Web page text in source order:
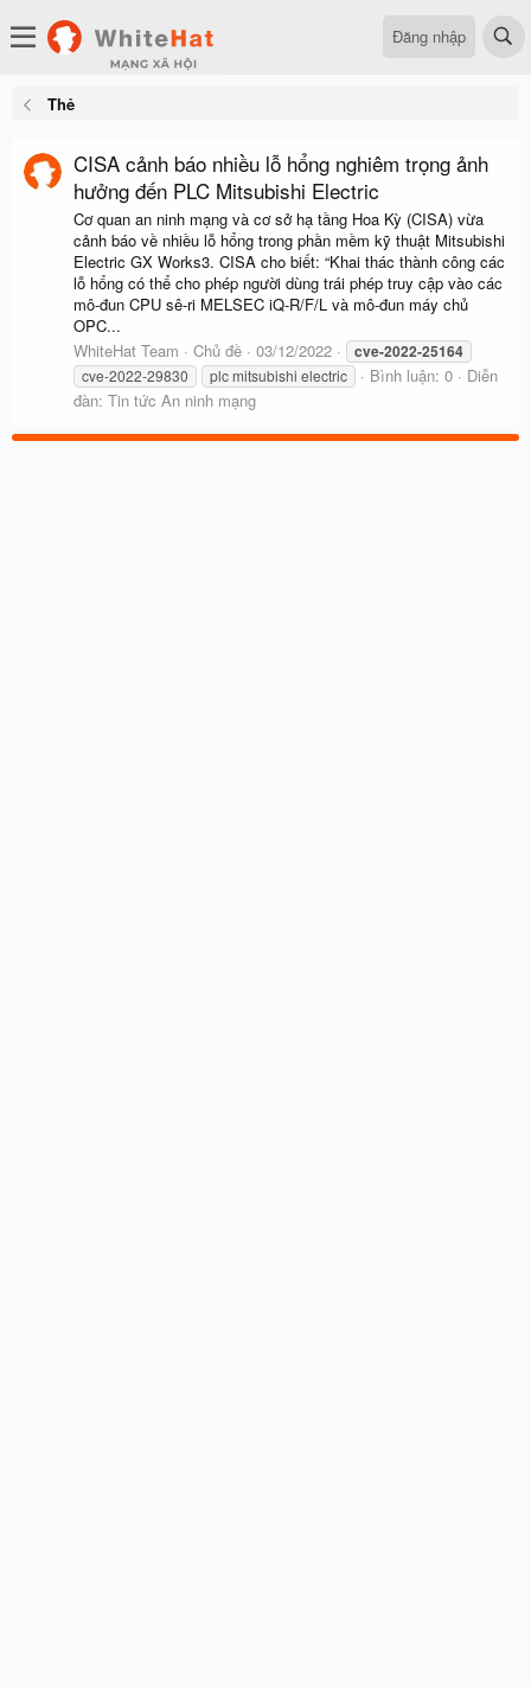
Đăng nhập
Thẻ
CISA cảnh báo nhiều lỗ hổng nghiêm trọng ảnh
hưởng đến PLC Mitsubishi Electric
Cơ quan an ninh mạng và cơ sở hạ tầng Hoa Kỳ (CISA) vừa
cảnh báo về nhiều lỗ hổng trong phần mềm kỹ thuật Mitsubishi
Electric GX Works3. CISA cho biết: “Khai thác thành công các
lỗ hổng có thể cho phép người dùng trái phép truy cập vào các
mô-đun CPU sê-ri MELSEC iQ-R/F/L và mô-đun máy chủ
OPC...
WhiteHat Team
Chủ đề 03/12/2022 cve-2022-25164
cve-2022-29830 plc mitsubishi electric Bình luận: 0
Diễn
đàn: Tin tức An ninh mạng